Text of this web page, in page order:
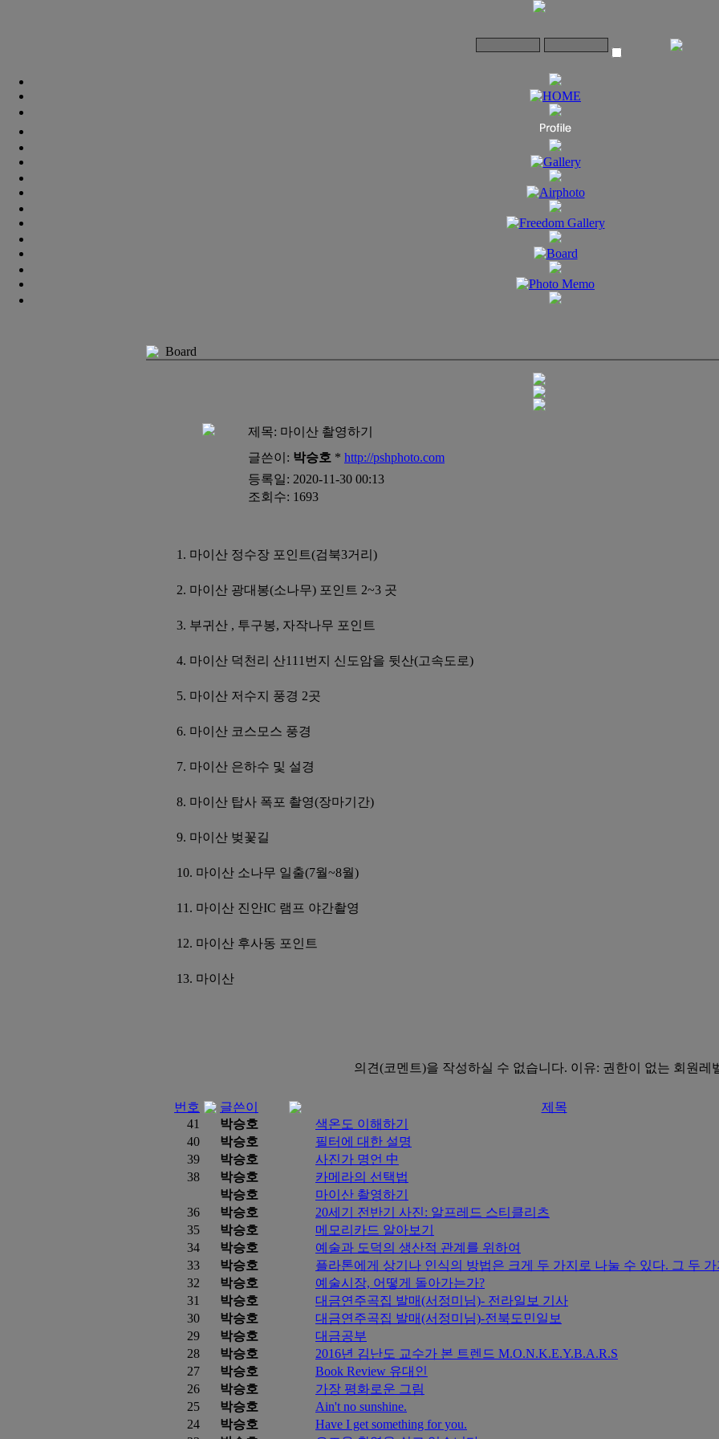
Board
제목: 마이산 촬영하기
글쓴이: 박승호 * http://pshphoto.com
등록일: 2020-11-30 00:13
조회수: 1693
1. 마이산 정수장 포인트(검북3거리)
2. 마이산 광대봉(소나무) 포인트 2~3 곳
3. 부귀산 , 투구봉, 자작나무 포인트
4. 마이산 덕천리 산111번지 신도암을 뒷산(고속도로)
5. 마이산 저수지 풍경 2곳
6. 마이산 코스모스 풍경
7. 마이산 은하수 및 설경
8. 마이산 탑사 폭포 촬영(장마기간)
9. 마이산 벚꽃길
10. 마이산 소나무 일출(7월~8월)
11. 마이산 진안IC 램프 야간촬영
12. 마이산 후사동 포인트
13. 마이산
의견(코멘트)을 작성하실 수 없습니다. 이유: 권한이 없는 회원레
번호 글쓴이
제목
41
박승호
색온도 이해하기
40
박승호
필터에 대한 설명
39
박승호
사진가 명언 中
38
박승호
카메라의 선택법
박승호
마이산 촬영하기
36
박승호
20세기 전반기 사진: 알프레드 스티클리츠
35
박승호
메모리카드 알아보기
34
박승호
예술과 도덕의 생산적 관계를 위하여
33
박승호
플라톤에게 상기나 인식의 방법은 크게 두 가지로 나눌 수 있다. 그 두
32
박승호
예술시장, 어떻게 돌아가는가?
31
박승호
대금연주곡집 발매(서정미님)- 전라일보 기사
30
박승호
대금연주곡집 발매(서정미님)-전북도민일보
29
박승호
대금공부
28
박승호
2016년 김난도 교수가 본 트렌드 M.O.N.K.E.Y.B.A.R.S
27
박승호
Book Review 유대인
26
박승호
가장 평화로운 그림
25
박승호
Ain't no sunshine.
24
박승호
Have I get something for you.